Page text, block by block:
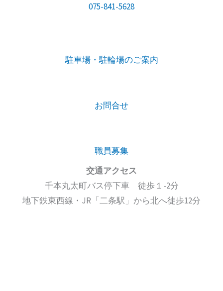
075-841-5628
駐車場・駐輪場のご案内
お問合せ
職員募集
交通アクセス
千本丸太町バス停下車 徒歩１-2分
地下鉄東西線・JR「二条駅」から北へ徒歩12分